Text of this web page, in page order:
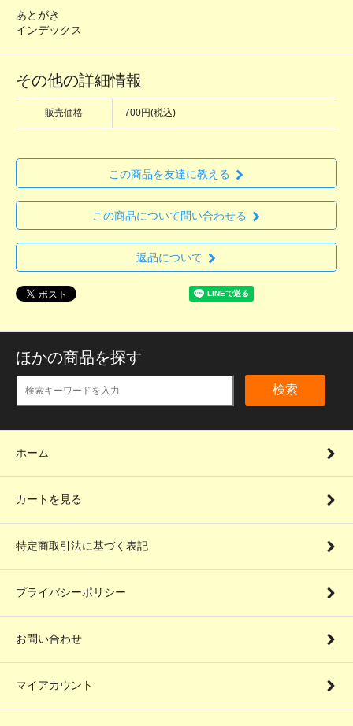
あとがき
インデックス
その他の詳細情報
販売価格 700円(税込)
この商品を友達に教える
この商品について問い合わせる
返品について
ほかの商品を探す
検索
ホーム
カートを見る
特定商取引法に基づく表記
プライバシーポリシー
お問い合わせ
マイアカウント